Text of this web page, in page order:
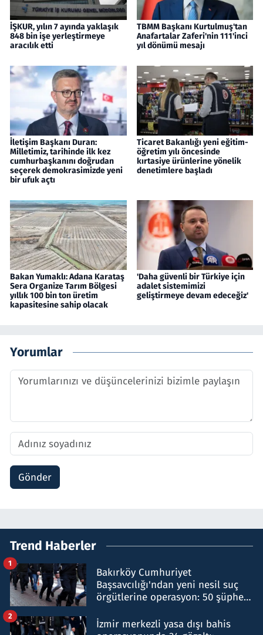
İŞKUR, yılın 7 ayında yaklaşık
848 bin işe yerleştirmeye
aracılık etti
TBMM Başkanı Kurtulmuş'tan
Anafartalar Zaferi'nin 111'inci
yıl dönümü mesajı
İletişim Başkanı Duran:
Milletimiz, tarihinde ilk kez
cumhurbaşkanını doğrudan
seçerek demokrasimizde yeni
bir ufuk açtı
Ticaret Bakanlığı yeni eğitim-
öğretim yılı öncesinde
kırtasiye ürünlerine yönelik
denetimlere başladı
Bakan Yumaklı: Adana Karataş
Sera Organize Tarım Bölgesi
yıllık 100 bin ton üretim
kapasitesine sahip olacak
'Daha güvenli bir Türkiye için
adalet sistemimizi
geliştirmeye devam edeceğiz'
Yorumlar
Gönder
Trend Haberler
Bakırköy Cumhuriyet
Başsavcılığı'ndan yeni nesil suç
örgütlerine operasyon: 50 şüpheli
1
İzmir merkezli yasa dışı bahis
2